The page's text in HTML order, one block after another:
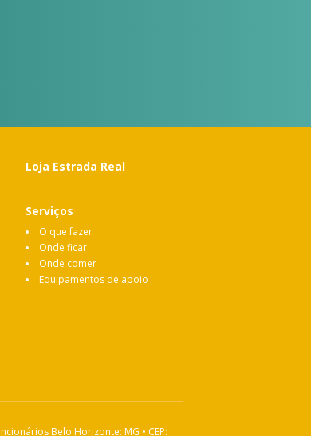
Loja Estrada Real
Serviços
O que fazer
Onde ficar
Onde comer
Equipamentos de apoio
Belo Horizonte: MG • CEP: